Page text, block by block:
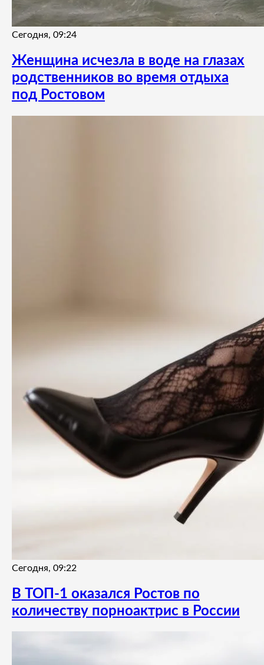
Сегодня, 09:24
Женщина исчезла в воде на глазах
родственников во время отдыха
под Ростовом
Сегодня, 09:22
В ТОП-1 оказался Ростов по
количеству порноактрис в России